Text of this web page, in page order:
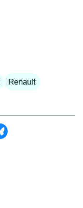
Renault